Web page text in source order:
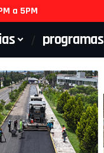
a 5PM
programas